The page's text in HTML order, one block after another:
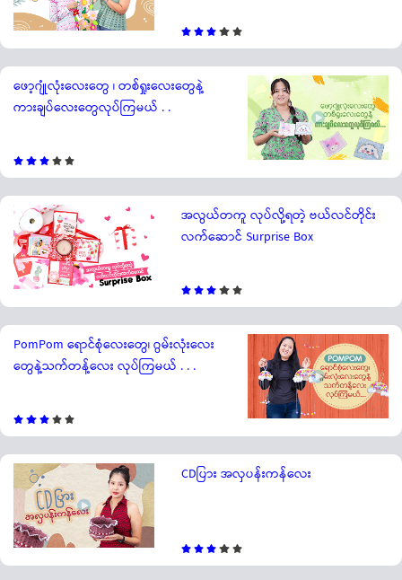
ဖော့ဂျုံလုံးလေးတွေ ၊ တစ်ရှုးလေးတွေနဲ့
ကားချပ်လေးတွေလုပ်ကြမယ် . .
အလွယ်တကူ လုပ်လို့ရတဲ့ ဗယ်လင်တိုင်း
လက်ဆောင် Surprise Box
PomPom ရောင်စုံလေးတွေ၊ ဂွမ်းလုံးလေး
တွေနဲ့သက်တန့်လေး လုပ်ကြမယ် . . .
CDပြား အလှပန်းကန်လေး